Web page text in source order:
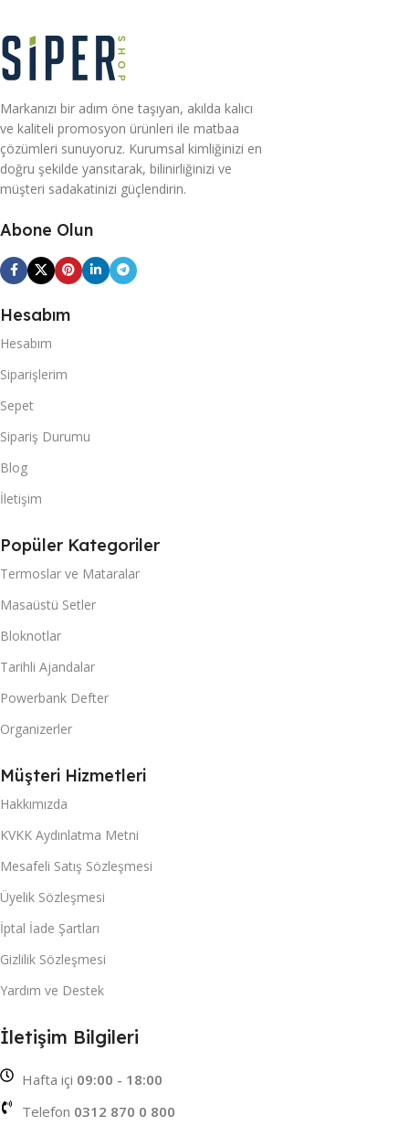
Markanızı bir adım öne taşıyan, akılda kalıcı
ve kaliteli promosyon ürünleri ile matbaa
çözümleri sunuyoruz. Kurumsal kimliğinizi en
doğru şekilde yansıtarak, bilinirliğinizi ve
müşteri sadakatinizi güçlendirin.
Abone Olun
Hesabım
Hesabım
Siparişlerim
Sepet
Sipariş Durumu
Blog
İletişim
Popüler Kategoriler
Termoslar ve Mataralar
Masaüstü Setler
Bloknotlar
Tarihli Ajandalar
Powerbank Defter
Organizerler
Müşteri Hizmetleri
Hakkımızda
KVKK Aydınlatma Metni
Mesafeli Satış Sözleşmesi
Üyelik Sözleşmesi
İptal İade Şartları
Gizlilik Sözleşmesi
Yardım ve Destek
İletişim Bilgileri
Hafta içi 09:00 - 18:00
Telefon 0312 870 0 800